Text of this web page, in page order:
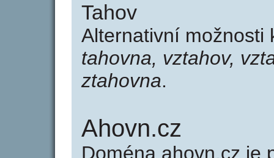
Tahov
Alternativní
tahovna, vztahov,
ztahovna.
Ahovn.cz
Doména ahovn.cz je